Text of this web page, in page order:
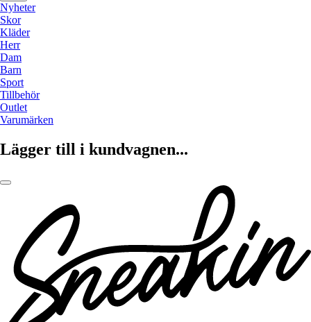
Nyheter
Skor
Kläder
Herr
Dam
Barn
Sport
Tillbehör
Outlet
Varumärken
Lägger till i kundvagnen...